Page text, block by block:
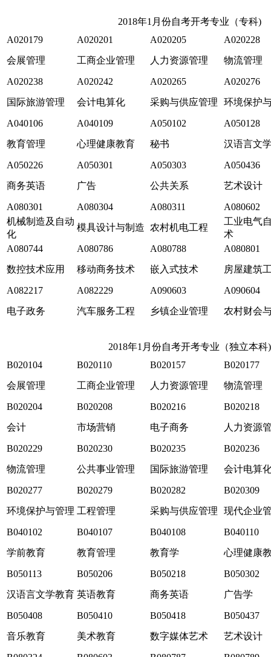
2018年1月份自考开考专业（专科)
A020179
A020201 A020205
A020228
会展管理
工商企业管理 人力资源管理 物流管理
A020238 A020242 A020265
A020276
国际旅游管理
会计电算化 采购与供应管理 环境保护
A040106 A040109 A050102
A050128
教育管理
心理健康教育 秘书 汉语言文
A050226 A050301 A050303
A050436
商务英语
广告 公共关系 艺术设计
A080301 A080304 A080311
A080602
机械制造及自动
化
模具设计与制造 农村机电工程
工业电气
术
A080744
A080786 A080788
A080801
数控技术应用
移动商务技术 嵌入式技术 房屋建筑
A082217 A082229 A090603
A090604
电子政务
汽车服务工程 乡镇企业管理 农村财会
2018年1月份自考开考专业（独立本科)
B020104
B020110 B020157
B020177
会展管理
工商企业管理 人力资源管理 物流管理
B020204 B020208 B020216
B020218
会计
市场营销 电子商务 人力资源
B020229 B020230 B020235
B020236
物流管理
公共事业管理 国际旅游管理 会计电算
B020277 B020279 B020282
B020309
环境保护与管理 工程管理 采购与供应管理 现代企业
B040102 B040107 B040108
B040110
学前教育
教育管理 教育学 心理健康
B050113 B050206 B050218
B050302
汉语言文学教育 英语教育 商务英语 广告学
B050408 B050410 B050418
B050437
音乐教育
美术教育 数字媒体艺术 艺术设计